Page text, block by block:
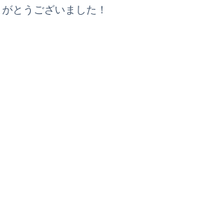
とうございました！